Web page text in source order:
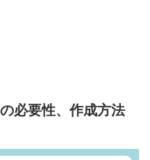
必要性、作成方法